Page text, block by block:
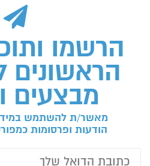
הרשמו
הראשונים
מבצעים
מאשר/ת להשתמש
הודעות ופרסומות